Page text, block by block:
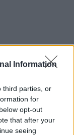
Information
third parties, or
for
opt-out
that after your
seeing
ταβερνάκιο
με τον κόσμο
με το φαγητό
τη σύνδεση